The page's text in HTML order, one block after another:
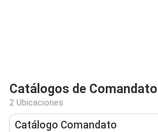
Catálogos de
2 Ubicaciones
Catálogo Comandato